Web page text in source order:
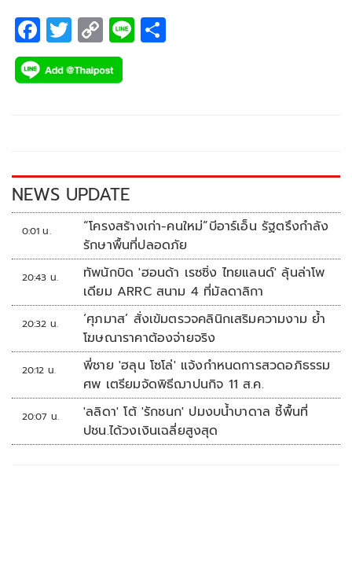
F
ac
e
k
T
wi
tt
C
o
p
k
Li
NEWS UPDATE
0:01 น.
“โครงสร้างเก่า-คนใหม่”บีอาร์เอ็น รัฐตรึงกำลัง
รักษาพื้นที่ปลอดภัย
20:43 น.
ทัพนักบิด 'ฮอนด้า เรซซิ่ง ไทยแลนด์' ลุ้นล่าโพ
เดียม ARRC สนาม 4 ที่มัลดาลิกา
20:32 น.
‘ศุภมาส’ สั่งเข้มตรวจคลินิกเสริมความงาม ย้ำ
โฆษณาราคาต้องจ่ายจริง
20:12 น.
พี่ชาย 'ฮลุน โซโล่' แจ้งกำหนดการสวดอภิธรรม
ศพ เตรียมจัดพิธีฌาปนกิจ 11 ส.ค.
20:07 น.
'ลลิดา' โต้ 'รักชนก' ปมงบน้ำบาดาล ชี้พื้นที่
ปชน.ได้วงเงินเฉลี่ยสูงสุด